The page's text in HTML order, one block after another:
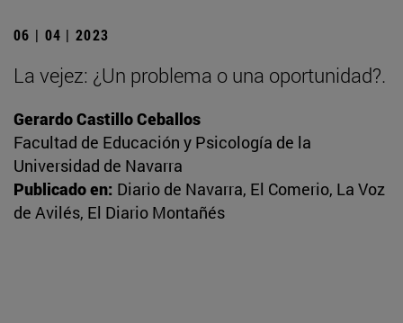
06 | 04 | 2023
La vejez: ¿Un problema o una oportunidad?.
Gerardo Castillo Ceballos
Facultad de Educación y Psicología de la
Universidad de Navarra
Publicado en: Diario de Navarra, El Comerio, La Voz
de Avilés, El Diario Montañés